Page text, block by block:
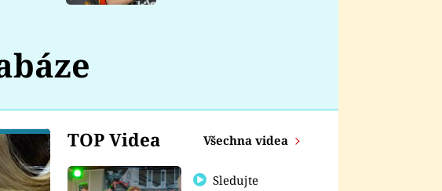
TOP Videa Všechna videa
Sledujte